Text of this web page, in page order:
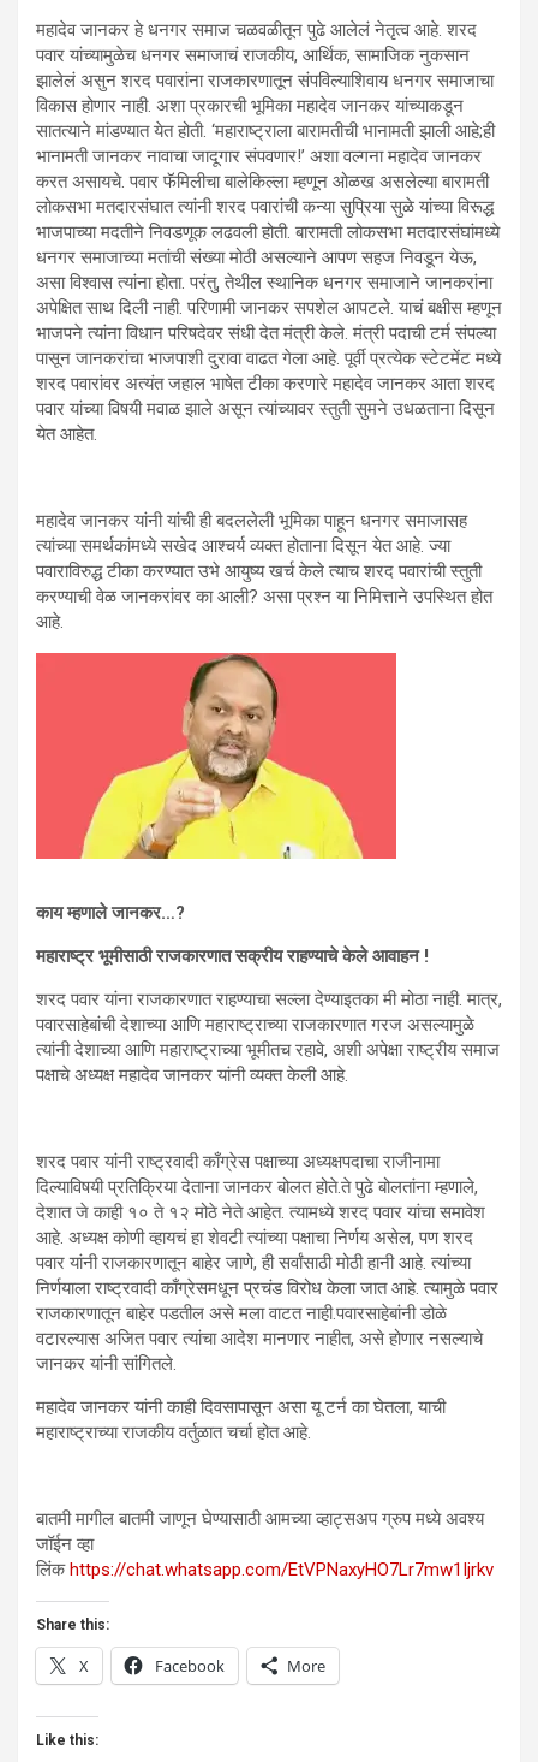
महादेव जानकर हे धनगर समाज चळवळीतून पुढे आलेलं नेतृत्व आहे. शरद
पवार यांच्यामुळेच धनगर समाजाचं राजकीय, आर्थिक, सामाजिक नुकसान
झालेलं असुन शरद पवारांना राजकारणातून संपविल्याशिवाय धनगर समाजाचा
विकास होणार नाही. अशा प्रकारची भूमिका महादेव जानकर यांच्याकडून
सातत्याने मांडण्यात येत होती. ‘महाराष्ट्राला बारामतीची भानामती झाली आहे;ही
भानामती जानकर नावाचा जादूगार संपवणार!’ अशा वल्गना महादेव जानकर
करत असायचे. पवार फॅमिलीचा बालेकिल्ला म्हणून ओळख असलेल्या बारामती
लोकसभा मतदारसंघात त्यांनी शरद पवारांची कन्या सुप्रिया सुळे यांच्या विरूद्ध
भाजपाच्या मदतीने निवडणूक लढवली होती. बारामती लोकसभा मतदारसंघांमध्ये
धनगर समाजाच्या मतांची संख्या मोठी असल्याने आपण सहज निवडून येऊ,
असा विश्वास त्यांना होता. परंतु, तेथील स्थानिक धनगर समाजाने जानकरांना
अपेक्षित साथ दिली नाही. परिणामी जानकर सपशेल आपटले. याचं बक्षीस म्हणून
भाजपने त्यांना विधान परिषदेवर संधी देत मंत्री केले. मंत्री पदाची टर्म संपल्या
पासून जानकरांचा भाजपाशी दुरावा वाढत गेला आहे. पूर्वी प्रत्येक स्टेटमेंट मध्ये
शरद पवारांवर अत्यंत जहाल भाषेत टीका करणारे महादेव जानकर आता शरद
पवार यांच्या विषयी मवाळ झाले असून त्यांच्यावर स्तुती सुमने उधळताना दिसून
येत आहेत.
महादेव जानकर यांनी यांची ही बदललेली भूमिका पाहून धनगर समाजासह
त्यांच्या समर्थकांमध्ये सखेद आश्चर्य व्यक्त होताना दिसून येत आहे. ज्या
पवाराविरुद्ध टीका करण्यात उभे आयुष्य खर्च केले त्याच शरद पवारांची स्तुती
करण्याची वेळ जानकरांवर का आली? असा प्रश्न या निमित्ताने उपस्थित होत
आहे.
काय म्हणाले जानकर…?
महाराष्ट्र भूमीसाठी राजकारणात सक्रीय राहण्याचे केले आवाहन !
शरद पवार यांना राजकारणात राहण्याचा सल्ला देण्याइतका मी मोठा नाही. मात्र,
पवारसाहेबांची देशाच्या आणि महाराष्ट्राच्या राजकारणात गरज असल्यामुळे
त्यांनी देशाच्या आणि महाराष्ट्राच्या भूमीतच रहावे, अशी अपेक्षा राष्ट्रीय समाज
पक्षाचे अध्यक्ष महादेव जानकर यांनी व्यक्त केली आहे.
शरद पवार यांनी राष्ट्रवादी काँग्रेस पक्षाच्या अध्यक्षपदाचा राजीनामा
दिल्याविषयी प्रतिक्रिया देताना जानकर बोलत होते.ते पुढे बोलतांना म्हणाले,
देशात जे काही १० ते १२ मोठे नेते आहेत. त्यामध्ये शरद पवार यांचा समावेश
आहे. अध्यक्ष कोणी व्हायचं हा शेवटी त्यांच्या पक्षाचा निर्णय असेल, पण शरद
पवार यांनी राजकारणातून बाहेर जाणे, ही सर्वांसाठी मोठी हानी आहे. त्यांच्या
निर्णयाला राष्ट्रवादी काँग्रेसमधून प्रचंड विरोध केला जात आहे. त्यामुळे पवार
राजकारणातून बाहेर पडतील असे मला वाटत नाही.पवारसाहेबांनी डोळे
वटारल्यास अजित पवार त्यांचा आदेश मानणार नाहीत, असे होणार नसल्याचे
जानकर यांनी सांगितले.
महादेव जानकर यांनी काही दिवसापासून असा यू टर्न का घेतला, याची
महाराष्ट्राच्या राजकीय वर्तुळात चर्चा होत आहे.
बातमी मागील बातमी जाणून घेण्यासाठी आमच्या व्हाट्सअप ग्रुप मध्ये अवश्य
जॉईन व्हा
लिंकhttps://chat.whatsapp.com/EtVPNaxyHO7Lr7mw1Ijrkv
Share this:
X Facebook More
Like this: